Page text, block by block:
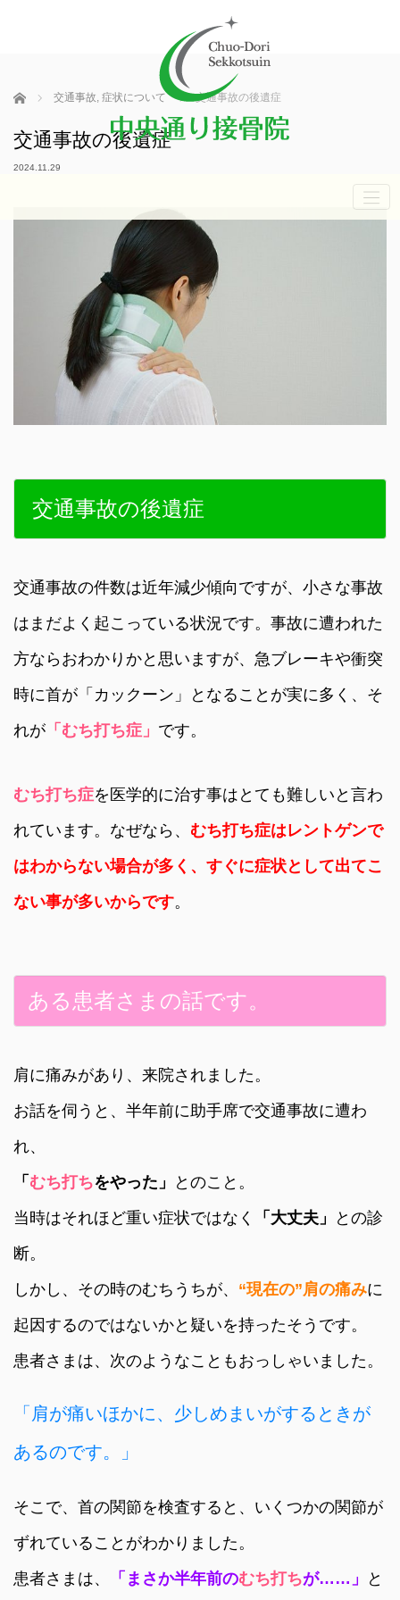
ホーム 交通事故, 症状について 交通事故の後遺症
交通事故の後遺症
2024.11.29
交通事故の後遺症
交通事故の件数は近年減少傾向ですが、小さな事故
はまだよく起こっている状況です。事故に遭われた
方ならおわかりかと思いますが、急ブレーキや衝突
時に首が「カックーン」となることが実に多く、そ
れが 「むち打ち症」 です。
むち打ち症を医学的に治す事はとても難しいと言わ
れています。なぜなら、 むち打ち症はレントゲンで
はわからない場合が多く、すぐに症状として出てこ
ない事が多いからです。
ある患者さまの話です。
肩に痛みがあり、来院されました。
お話を伺うと、半年前に助手席で交通事故に遭わ
れ、
「 むち打ちをやった」
とのこと。
当時はそれほど重い症状ではなく
「大丈夫」
との診
断。
しかし、その時のむちうちが、 “現在の”肩の痛みに
起因するのではないかと疑いを持ったそうです。
患者さまは、次のようなこともおっしゃいました。
「肩が痛いほかに、少しめまいがするときが
あるのです。」
そこで、首の関節を検査すると、いくつかの関節が
ずれていることがわかりました。
患者さまは、
「まさか半年前のむち打ちが……」 と